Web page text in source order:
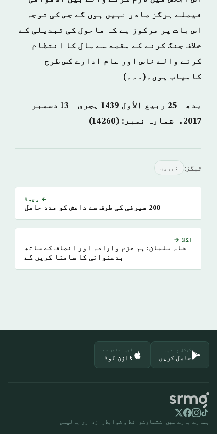
فیصلے ہرگز صادر نہیں ہوں گے جس کی توجہ
اس بات پر مرکوز ہے کہ ماحول کی تبدیلی کے
خلاف جنگ کرنے کے مقصد سے مال کا انتظام
کرنے والے خاص اور عام ادارے کس طرح
کامیاب ہوں۔(۔۔۔)
بدھ – 25 ربيع الأول 1439 ہجری – 13 دسمبر
2017ء شمارہ نمبر: (14260)
ٹیگز: خبريں
← پچھلا
200 صیرفی کی طرف سے داعش کو مدد حاصل
اگلا →
شاہ سلمان: ہم عزم وارادہ اور انصاف کے ساتھ
بدعنوانی کا سامنا کریں گے
گوگل پلے پر
حاصل کریں
ایپ اسٹور سے
ڈاؤن لوڈ
ہمارے بارے میں اشتہار شرائط و ضوابط رازداری پالیسی